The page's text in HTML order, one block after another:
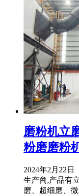
磨粉机立
粉磨磨粉
2024年2月22
生产商,产品有
磨、超细磨、